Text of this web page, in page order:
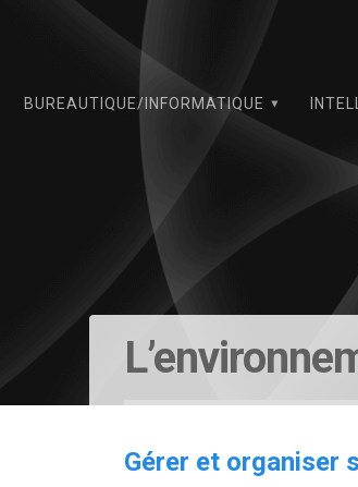
BUREAUTIQUE/INFORMATIQUE
Gérer et organiser